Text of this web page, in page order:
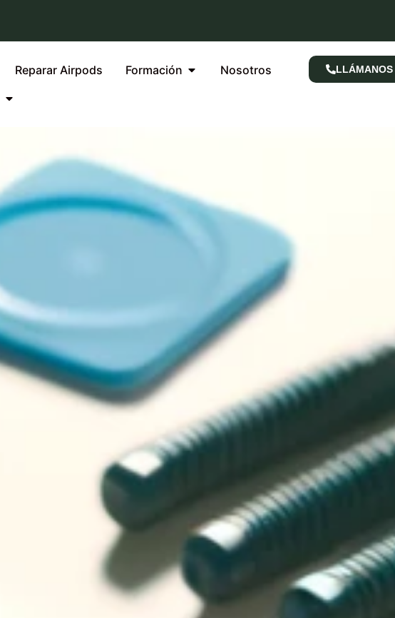
Reparar Airpods Formación
Nosotros
LLÁMANOS